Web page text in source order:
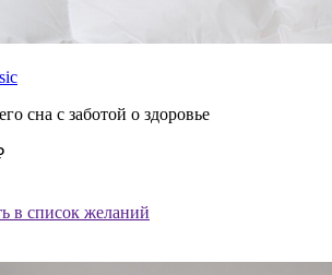
сна с заботой о здоровье
в список желаний